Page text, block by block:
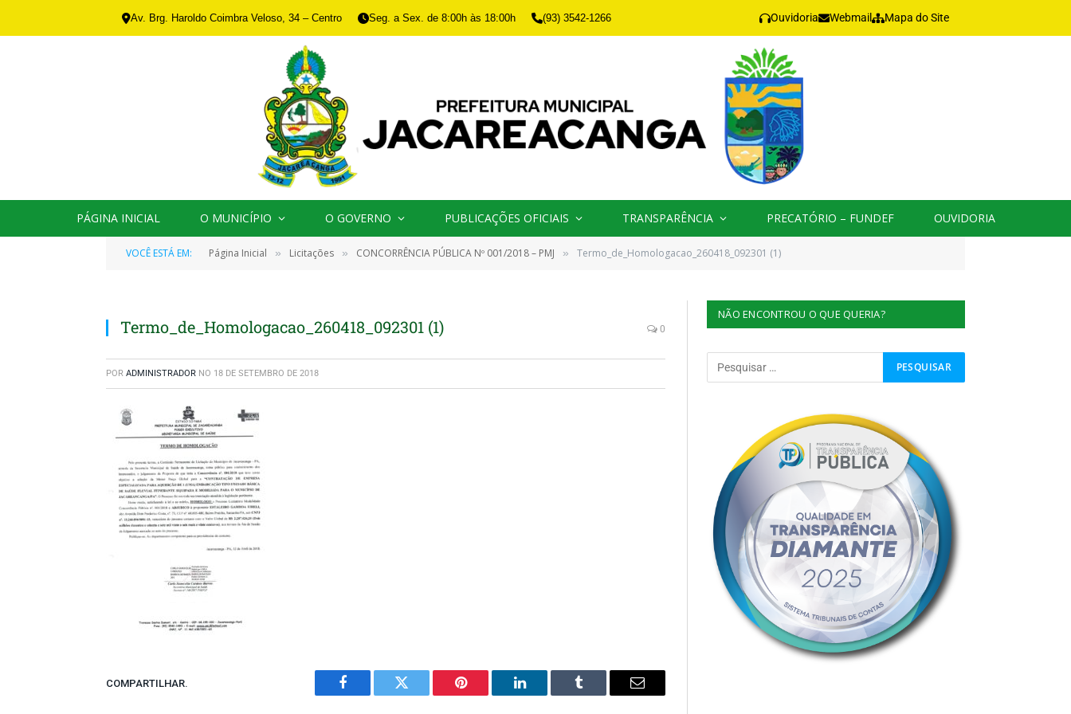
Av. Brg. Haroldo Coimbra Veloso, 34 – Centro Seg. a Sex. de 8:00h às 18:00h (93) 3542-1266 Ouvidoria Webmail Mapa do Site
PÁGINA INICIAL O MUNICÍPIO O GOVERNO PUBLICAÇÕES OFICIAIS TRANSPARÊNCIA PRECATÓRIO – FUNDEF OUVIDORIA
VOCÊ ESTÁ EM: Página Inicial » Licitações » CONCORRÊNCIA PÚBLICA Nº 001/2018 – PMJ » Termo_de_Homologacao_260418_092301 (1)
Termo_de_Homologacao_260418_092301 (1) 0
POR ADMINISTRADOR NO 18 DE SETEMBRO DE 2018
COMPARTILHAR.
Facebook Twitter Pinterest
O
Tumblr
E-
NÃO ENCONTROU O QUE QUERIA?